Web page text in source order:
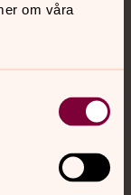
om våra